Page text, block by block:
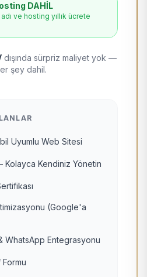
DAHİL
ve hosting yıllık ücrete
dışında sürpriz maliyet yok —
şey dahil.
Uyumlu Web Sitesi
Kolayca Kendiniz Yönetin
(Google'a
WhatsApp Entegrasyonu